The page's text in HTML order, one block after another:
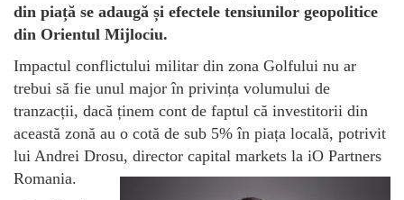
din piață se adaugă și efectele tensiunilor geopolitice
din Orientul Mijlociu.
Impactul conflictului militar din zona Golfului nu ar
trebui să fie unul major în privința volumului de
tranzacții, dacă ținem cont de faptul că investitorii din
această zonă au o cotă de sub 5% în piața locală, potrivit
lui Andrei Drosu, director capital markets la iO Partners
Romania.